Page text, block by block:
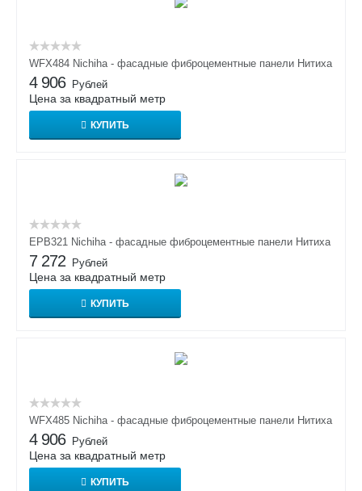
WFX484 Nichiha - фасадные фиброцементные панели Нитиха
4 906 Рублей
Цена за квадратный метр
КУПИТЬ
EPB321 Nichiha - фасадные фиброцементные панели Нитиха
7 272 Рублей
Цена за квадратный метр
КУПИТЬ
WFX485 Nichiha - фасадные фиброцементные панели Нитиха
4 906 Рублей
Цена за квадратный метр
КУПИТЬ